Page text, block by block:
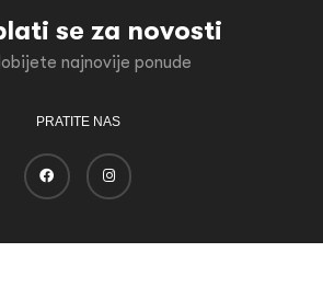
se za novosti
najnovije ponude
PRATITE NAS